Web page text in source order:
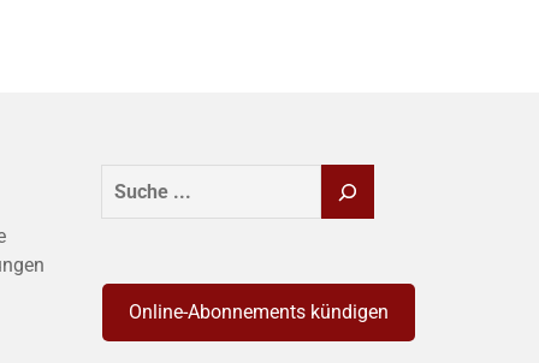
SUCHEN
Online-Abonnements kündigen